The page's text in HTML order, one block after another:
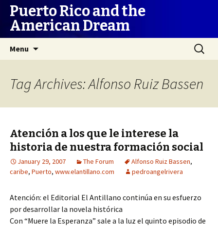
Puerto Rico and the
American Dream
Menu
Search
for:
Tag Archives: Alfonso Ruiz Bassen
Atención a los que le interese la
historia de nuestra formación social
January 29, 2007 The Forum Alfonso Ruiz Bassen,
caribe, Puerto, www.elantillano.com pedroangelrivera
Atención: el Editorial El Antillano continúa en su esfuerzo
por desarrollar la novela histórica
Con “Muere la Esperanza” sale a la luz el quinto episodio de